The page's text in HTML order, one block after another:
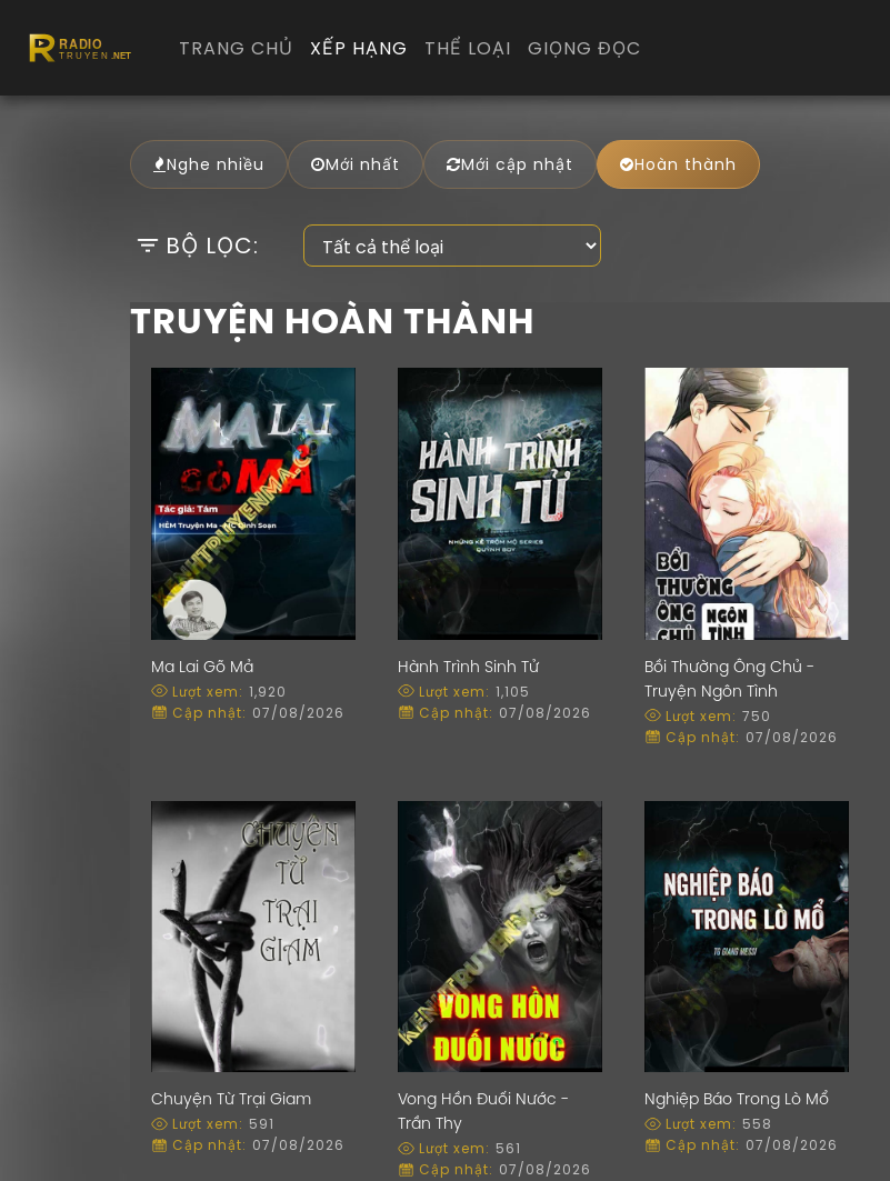
TRANG CHỦ XẾP HẠNG THỂ LOẠI GIỌNG ĐỌC
Nghe nhiều Mới nhất Mới cập nhật Hoàn thành
BỘ LỌC:
TRUYỆN HOÀN THÀNH
Ma Lai Gõ Mả
Lượt xem: 1,920
Cập nhật: 07/08/2026
Hành Trình Sinh Tử
Lượt xem: 1,105
Cập nhật: 07/08/2026
Bồi Thường Ông Chủ -
Truyện Ngôn Tình
Lượt xem: 750
Cập nhật: 07/08/2026
Chuyện Từ Trại Giam
Lượt xem: 591
Cập nhật: 07/08/2026
Vong Hồn Đuối Nước -
Trần Thy
Lượt xem: 561
Cập nhật: 07/08/2026
Nghiệp Báo Trong Lò Mổ
Lượt xem: 558
Cập nhật: 07/08/2026